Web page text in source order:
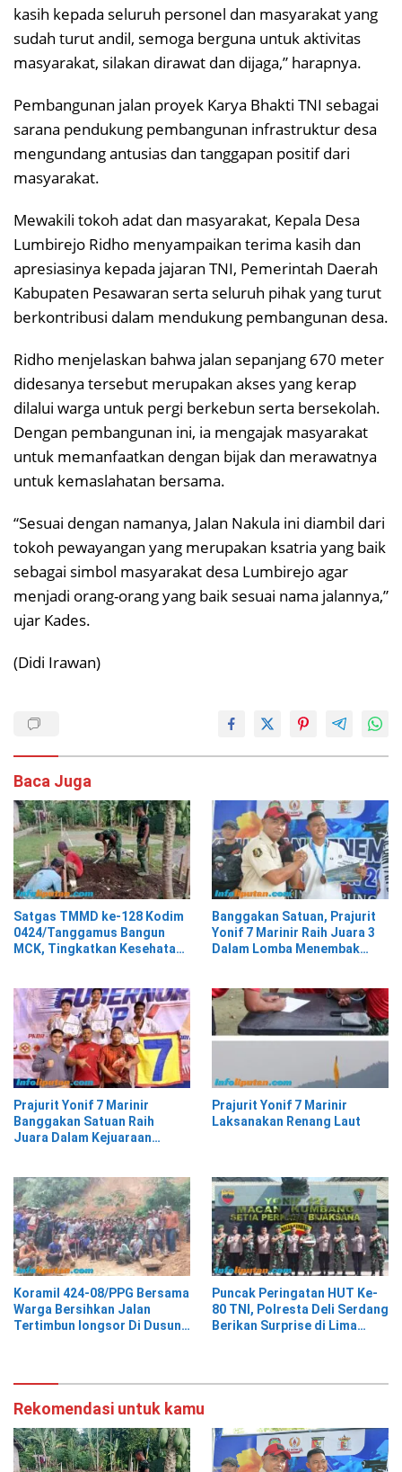
kasih kepada seluruh personel dan masyarakat yang
sudah turut andil, semoga berguna untuk aktivitas
masyarakat, silakan dirawat dan dijaga,” harapnya.
Pembangunan jalan proyek Karya Bhakti TNI sebagai
sarana pendukung pembangunan infrastruktur desa
mengundang antusias dan tanggapan positif dari
masyarakat.
Mewakili tokoh adat dan masyarakat, Kepala Desa
Lumbirejo Ridho menyampaikan terima kasih dan
apresiasinya kepada jajaran TNI, Pemerintah Daerah
Kabupaten Pesawaran serta seluruh pihak yang turut
berkontribusi dalam mendukung pembangunan desa.
Ridho menjelaskan bahwa jalan sepanjang 670 meter
didesanya tersebut merupakan akses yang kerap
dilalui warga untuk pergi berkebun serta bersekolah.
Dengan pembangunan ini, ia mengajak masyarakat
untuk memanfaatkan dengan bijak dan merawatnya
untuk kemaslahatan bersama.
“Sesuai dengan namanya, Jalan Nakula ini diambil dari
tokoh pewayangan yang merupakan ksatria yang baik
sebagai simbol masyarakat desa Lumbirejo agar
menjadi orang-orang yang baik sesuai nama jalannya,”
ujar Kades.
(Didi Irawan)
Baca Juga
Satgas TMMD ke-128 Kodim
0424/Tanggamus Bangun
MCK, Tingkatkan Kesehatan
Banggakan Satuan, Prajurit
Yonif 7 Marinir Raih Juara 3
Dalam Lomba Menembak
Prajurit Yonif 7 Marinir
Banggakan Satuan Raih
Juara Dalam Kejuaraan
Prajurit Yonif 7 Marinir
Laksanakan Renang Laut
Koramil 424-08/PPG Bersama
Warga Bersihkan Jalan
Tertimbun longsor Di Dusun
Puncak Peringatan HUT Ke-
80 TNI, Polresta Deli Serdang
Berikan Surprise di Lima
Rekomendasi untuk kamu